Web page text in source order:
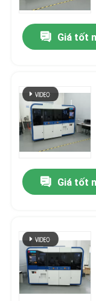
Nhà
Video
Chuyến tham
Kiểm soát chất
Yêu cầu Đặt giá
Giá tốt
Giá tốt